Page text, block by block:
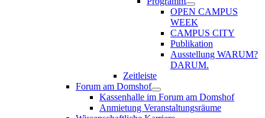
OPEN CAMPUS
WEEK
CAMPUS CITY
Publikation
Ausstellung WARUM?
DARUM.
Zeitleiste
Forum am Domshof
Kassenhalle im Forum am Domshof
Anmietung Veranstaltungsräume